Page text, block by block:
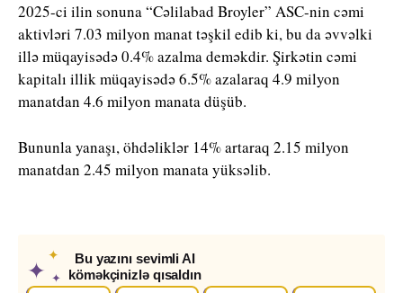
2025-ci ilin sonuna “Cəlilabad Broyler” ASC-nin cəmi
aktivləri 7.03 milyon manat təşkil edib ki, bu da əvvəlki
illə müqayisədə 0.4% azalma deməkdir. Şirkətin cəmi
kapitalı illik müqayisədə 6.5% azalaraq 4.9 milyon
manatdan 4.6 milyon manata düşüb.
Bununla yanaşı, öhdəliklər 14% artaraq 2.15 milyon
manatdan 2.45 milyon manata yüksəlib.
✦
✦
✦
Bu yazını sevimli AI
köməkçinizlə qısaldın